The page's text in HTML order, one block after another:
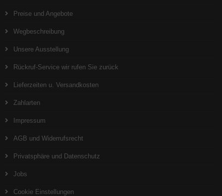
Preise und Angebote
Wegbeschreibung
Unsere Ausstellung
Rückruf-Service wir rufen Sie zurück
Lieferzeiten u. Versandkosten
Zahlarten
Impressum
AGB und Widerrufsrecht
Privatsphäre und Datenschutz
Jobs
Cookie Einstellungen